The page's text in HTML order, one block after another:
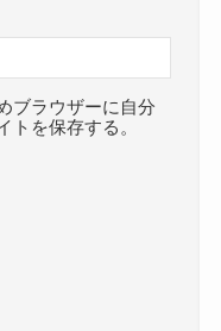
ブラウザーに自分
トを保存する。